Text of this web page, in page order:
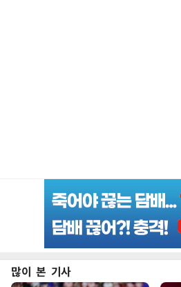
많이 본 기사